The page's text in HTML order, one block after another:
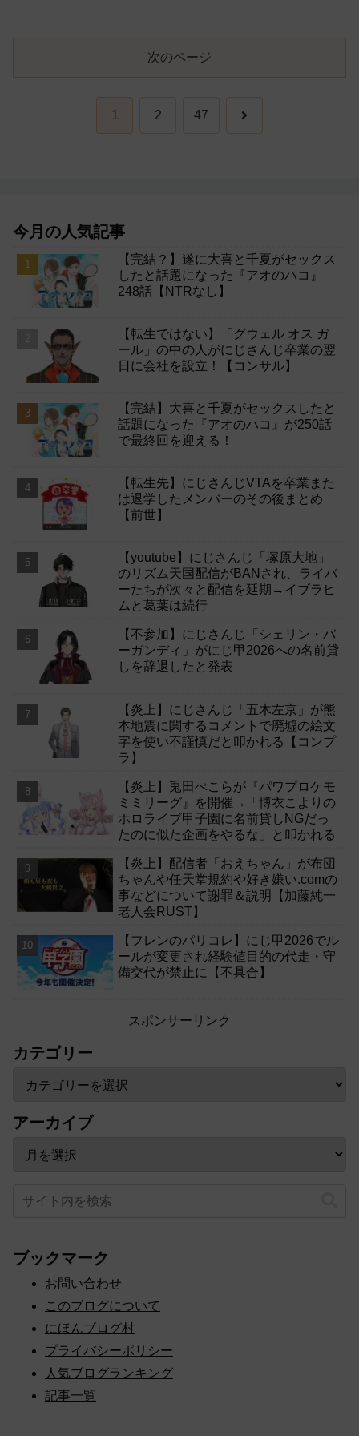
次のページ
1 2 47 次
今月の人気記事
【完結？】遂に大喜と千夏がセックス
したと話題になった『アオのハコ』
248話【NTRなし】
【転生ではない】「グウェル オス ガ
ール」の中の人がにじさんじ卒業の翌
日に会社を設立！【コンサル】
【完結】大喜と千夏がセックスしたと
話題になった『アオのハコ』が250話
で最終回を迎える！
【転生先】にじさんじVTAを卒業また
は退学したメンバーのその後まとめ
【前世】
【youtube】にじさんじ「塚原大地」
のリズム天国配信がBANされ、ライバ
ーたちが次々と配信を延期→イブラヒ
ムと葛葉は続行
【不参加】にじさんじ「シェリン・バ
ーガンディ」がにじ甲2026への名前貸
しを辞退したと発表
【炎上】にじさんじ「五木左京」が熊
本地震に関するコメントで廃墟の絵文
字を使い不謹慎だと叩かれる【コンプ
ラ】
【炎上】兎田ぺこらが『パワプロケモ
ミミリーグ』を開催→「博衣こよりの
ホロライブ甲子園に名前貸しNGだっ
たのに似た企画をやるな」と叩かれる
【炎上】配信者「おえちゃん」が布団
ちゃんや任天堂規約や好き嫌い.comの
事などについて謝罪＆説明【加藤純一
老人会RUST】
【フレンのパリコレ】にじ甲2026でル
ールが変更され経験値目的の代走・守
備交代が禁止に【不具合】
スポンサーリンク
カテゴリー
アーカイブ
ブックマーク
お問い合わせ
このブログについて
にほんブログ村
プライバシーポリシー
人気ブログランキング
記事一覧